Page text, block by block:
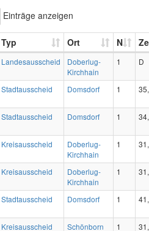
Einträge anzeigen
Typ Ort N
Landesausscheid
Doberlug-
Kirchhain
1 D
Stadtausscheid Domsdorf 1
Stadtausscheid Domsdorf 1
Kreisausscheid
Doberlug-
Kirchhain
1
Kreisausscheid
Doberlug-
Kirchhain
1
Stadtausscheid Domsdorf 1
Kreisausscheid Schönborn 1